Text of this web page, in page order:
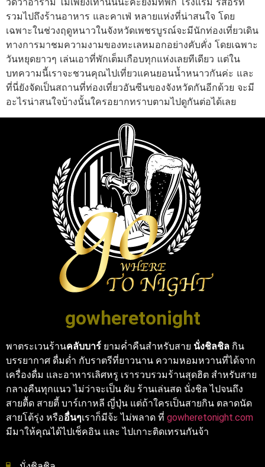
รวมไปถึงร้านอาหาร และคาเฟ่ หลายแห่งที่น่าสนใจ โดย
เฉพาะในช่วงฤดูหนาวในจังหวัดเพชรบูรณ์จะมีนักท่องเที่ยวเดิน
ทางการมาชมความงามของทะเลหมอกอย่างคับคั่ง โดยเฉพาะ
วันหยุดยาวๆ เล่นเอาที่พักเต็มเกือบทุกแห่งเลยทีเดียว แต่ใน
บทความนี้เราจะชวนคุณไปเที่ยวแคนยอนน้ำหนาวกันค่ะ และ
ที่นี่ยังจัดเป็นสถานที่ท่องเที่ยวอันซีนของจังหวัดกันอีกด้วย จะมี
อะไรน่าสนใจบ้างนั้นใครอยากทราบตามไปดูกันต่อได้เลย
gowheretonight
พาตระเวนร้านคลับบาร์ ยามค่ำคืนสำหรับสาย นั่งชิลชิล กิน
บรรยากาศ ดื่มด่ำ กับราตรีที่ยาวนาน ความหอมหวานที่ได้จาก
เครื่องดื่ม และอาหารเลิศหรู เรารวบรวมร้านสุดฮิต สำหรับสาย
กลางคืนทุกแนว ไม่ว่าจะเป็น ผับ ร้านเล่นสด นั่งชิล ไปจนถึง
สายตื้ด สายตี้ บาร์เกาหลี ญี่ปุ่น แต่ถ้าใครเป็นสายกิน ตลาดนัด
สายโต้รุ่ง หรืออื่นๆเราก็มีจ้ะ ไม่พลาด ที่ gowheretonight.com
มีมาให้คุณได้ไปเช็คอิน และ ไปเกาะติดเทรนกันจ้า